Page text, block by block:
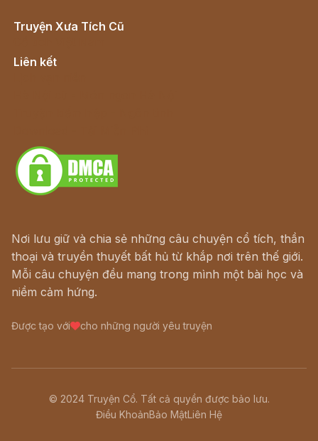
Truyện Xưa Tích Cũ
Liên kết
Nơi lưu giữ và chia sẻ những câu chuyện cổ tích, thần
thoại và truyền thuyết bất hủ từ khắp nơi trên thế giới.
Mỗi câu chuyện đều mang trong mình một bài học và
niềm cảm hứng.
Được tạo với cho những người yêu truyện
© 2024 Truyện Cổ. Tất cả quyền được bảo lưu.
Điều KhoảnBảo MậtLiên Hệ